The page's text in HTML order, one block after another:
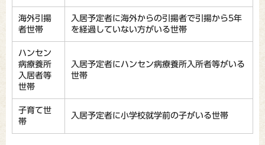
海外引揚
者世帯
入居予定者に海外からの引揚者で引揚から5年
を経過していない方がいる世帯
ハンセン
病療養所
入居者等
世帯
入居予定者にハンセン病療養所入所者等がいる
世帯
子育て世
帯
入居予定者に小学校就学前の子がいる世帯